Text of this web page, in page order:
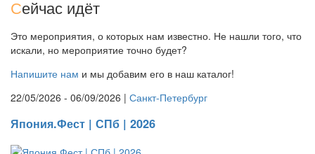
Сейчас идёт
Это мероприятия, о которых нам известно. Не нашли того, что
искали, но мероприятие точно будет?
Напишите нам и мы добавим его в наш каталог!
22/05/2026 - 06/09/2026 | Санкт-Петербург
Япония.Фест | СПб | 2026